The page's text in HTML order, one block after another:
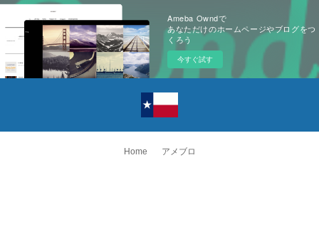
Ameba Owndで
あなただけのホームページやブログをつ
くろう
今すぐ試す
Home アメブロ